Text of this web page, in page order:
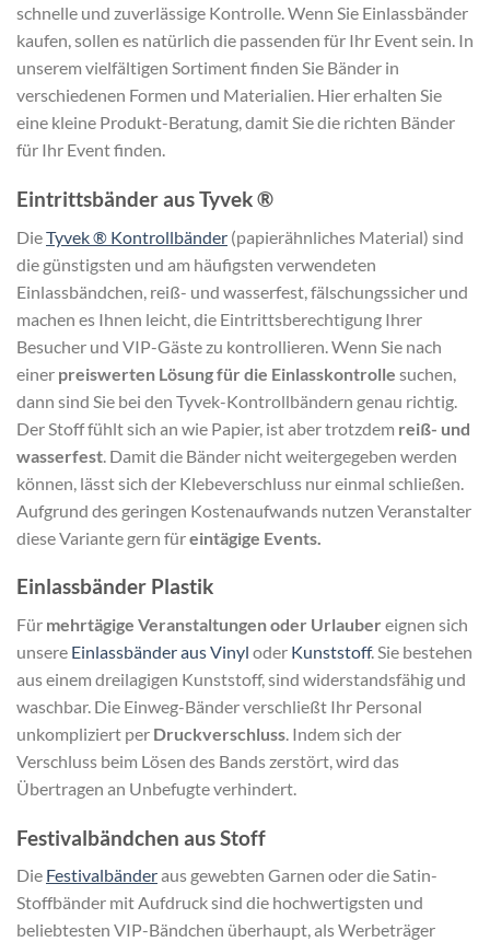
schnelle und zuverlässige Kontrolle. Wenn Sie Einlassbänder
kaufen, sollen es natürlich die passenden für Ihr Event sein. In
unserem vielfältigen Sortiment finden Sie Bänder in
verschiedenen Formen und Materialien. Hier erhalten Sie
eine kleine Produkt-Beratung, damit Sie die richten Bänder
für Ihr Event finden.
Eintrittsbänder aus Tyvek ®
DieTyvek ® Kontrollbänder (papierähnliches Material) sind
die günstigsten und am häufigsten verwendeten
Einlassbändchen, reiß- und wasserfest, fälschungssicher und
machen es Ihnen leicht, die Eintrittsberechtigung Ihrer
Besucher und VIP-Gäste zu kontrollieren. Wenn Sie nach
einer preiswerten Lösung für die Einlasskontrolle suchen,
dann sind Sie bei den Tyvek-Kontrollbändern genau richtig.
Der Stoff fühlt sich an wie Papier, ist aber trotzdem reiß- und
wasserfest . Damit die Bänder nicht weitergegeben werden
können, lässt sich der Klebeverschluss nur einmal schließen.
Aufgrund des geringen Kostenaufwands nutzen Veranstalter
diese Variante gern füreintägige Events.
Einlassbänder Plastik
Für mehrtägige Veranstaltungen oder Urlauber eignen sich
unsere Einlassbänder aus Vinyl oder Kunststoff. Sie bestehen
aus einem dreilagigen Kunststoff, sind widerstandsfähig und
waschbar. Die Einweg-Bänder verschließt Ihr Personal
unkompliziert per Druckverschluss. Indem sich der
Verschluss beim Lösen des Bands zerstört, wird das
Übertragen an Unbefugte verhindert.
Festivalbändchen aus Stoff
Die Festivalbänderaus gewebten Garnen oder die Satin-
Stoffbänder mit Aufdruck sind die hochwertigsten und
beliebtesten VIP-Bändchen überhaupt, als Werbeträger